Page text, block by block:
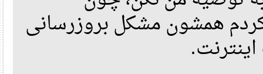
همشون مشکل بروزرسانی